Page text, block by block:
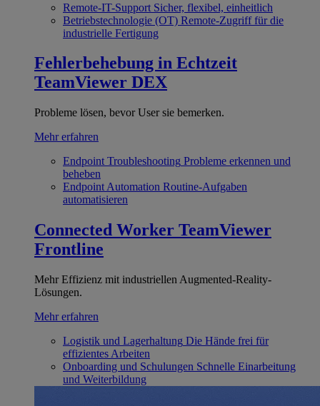
Remote-IT-Support Sicher, flexibel, einheitlich
Betriebstechnologie (OT) Remote-Zugriff für die
industrielle Fertigung
Fehlerbehebung in Echtzeit
TeamViewer DEX
Probleme lösen, bevor User sie bemerken.
Mehr erfahren
Endpoint Troubleshooting Probleme erkennen und
beheben
Endpoint Automation Routine-Aufgaben
automatisieren
Connected Worker TeamViewer
Frontline
Mehr Effizienz mit industriellen Augmented-Reality-
Lösungen.
Mehr erfahren
Logistik und Lagerhaltung Die Hände frei für
effizientes Arbeiten
Onboarding und Schulungen Schnelle Einarbeitung
und Weiterbildung